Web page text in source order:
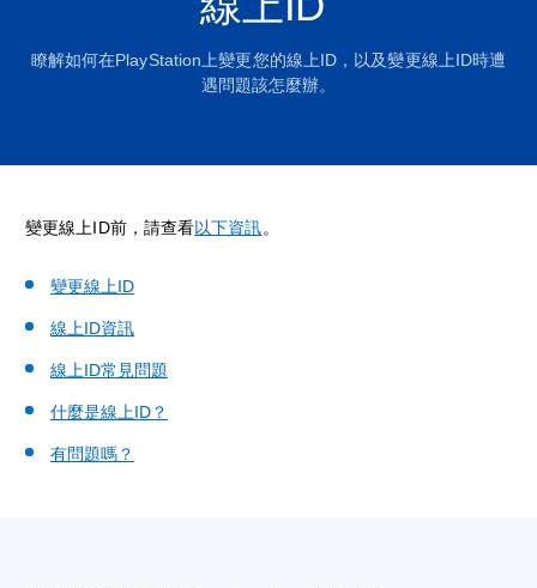
瞭解如何在PlayStation上變更您的線上ID，以及變更線上ID時遭
遇問題該怎麼辦。
變更線上ID前，請查看以下資訊。
變更線上ID
線上ID資訊
線上ID常見問題
什麼是線上ID？
有問題嗎？